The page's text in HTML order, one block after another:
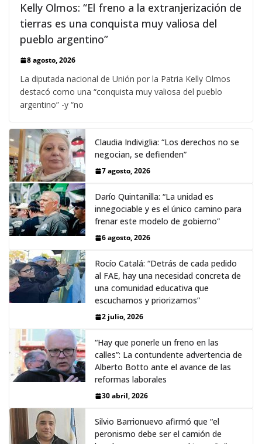
Kelly Olmos: “El freno a la extranjerización de
tierras es una conquista muy valiosa del
pueblo argentino”
8 agosto, 2026
La diputada nacional de Unión por la Patria Kelly Olmos
destacó como una “conquista muy valiosa del pueblo
argentino” -y “no
Claudia Indiviglia: “Los derechos no se
negocian, se defienden”
7 agosto, 2026
Darío Quintanilla: “La unidad es
innegociable y es el único camino para
frenar este modelo de gobierno”
6 agosto, 2026
Rocío Catalá: “Detrás de cada pedido
al FAE, hay una necesidad concreta de
una comunidad educativa que
escuchamos y priorizamos”
2 julio, 2026
“Hay que ponerle un freno en las
calles”: La contundente advertencia de
Alberto Botto ante el avance de las
reformas laborales
30 abril, 2026
Silvio Barrionuevo afirmó que “el
peronismo debe ser el camión de